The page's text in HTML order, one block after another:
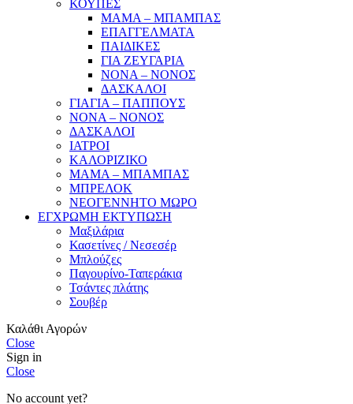
ΚΟΥΠΕΣ
ΜΑΜΑ – ΜΠΑΜΠΑΣ
ΕΠΑΓΓΕΛΜΑΤΑ
ΠΑΙΔΙΚΕΣ
ΓΙΑ ΖΕΥΓΑΡΙΑ
ΝΟΝΑ – ΝΟΝΟΣ
ΔΑΣΚΑΛΟΙ
ΓΙΑΓΙΑ – ΠΑΠΠΟΥΣ
ΝΟΝΑ – ΝΟΝΟΣ
ΔΑΣΚΑΛΟΙ
ΙΑΤΡΟΙ
ΚΑΛΟΡΙΖΙΚΟ
ΜΑΜΑ – ΜΠΑΜΠΑΣ
ΜΠΡΕΛΟΚ
ΝΕΟΓΕΝΝΗΤΟ ΜΩΡΟ
ΕΓΧΡΩΜΗ ΕΚΤΥΠΩΣΗ
Μαξιλάρια
Κασετίνες / Νεσεσέρ
Μπλούζες
Παγουρίνο-Ταπεράκια
Τσάντες πλάτης
Σουβέρ
Καλάθι Αγορών
Close
Sign in
Close
No account yet?